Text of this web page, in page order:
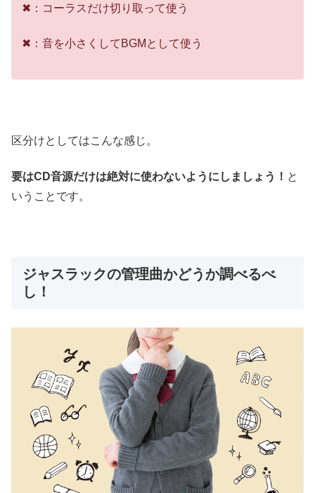
✖：コーラスだけ切り取って使う
✖：音を小さくしてBGMとして使う
区分けとしてはこんな感じ。
要はCD音源だけは絶対に使わないようにしましょう！ と
いうことです。
ジャスラックの管理曲かどうか調べるべ
し！